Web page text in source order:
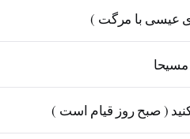
عیسی با مرگت )
کنید ( صبح روز قیام است )